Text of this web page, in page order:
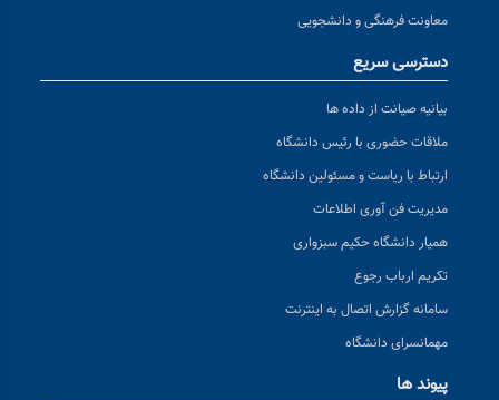
معاونت فرهنگی و دانشجویی
دسترسی سریع
بیانیه صیانت از داده ها
ملاقات حضوری با رئیس دانشگاه
ارتباط با ریاست و مسئولین دانشگاه
مدیریت فن آوری اطلاعات
همیار دانشگاه حکیم سبزواری
تکریم ارباب رجوع
سامانه گزارش اتصال به اینترنت
مهمانسرای دانشگاه
پیوند ها